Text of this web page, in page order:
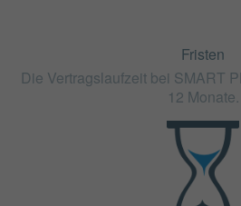
Fristen
Die Vertragslaufzeit bei SMART
12 Monate.